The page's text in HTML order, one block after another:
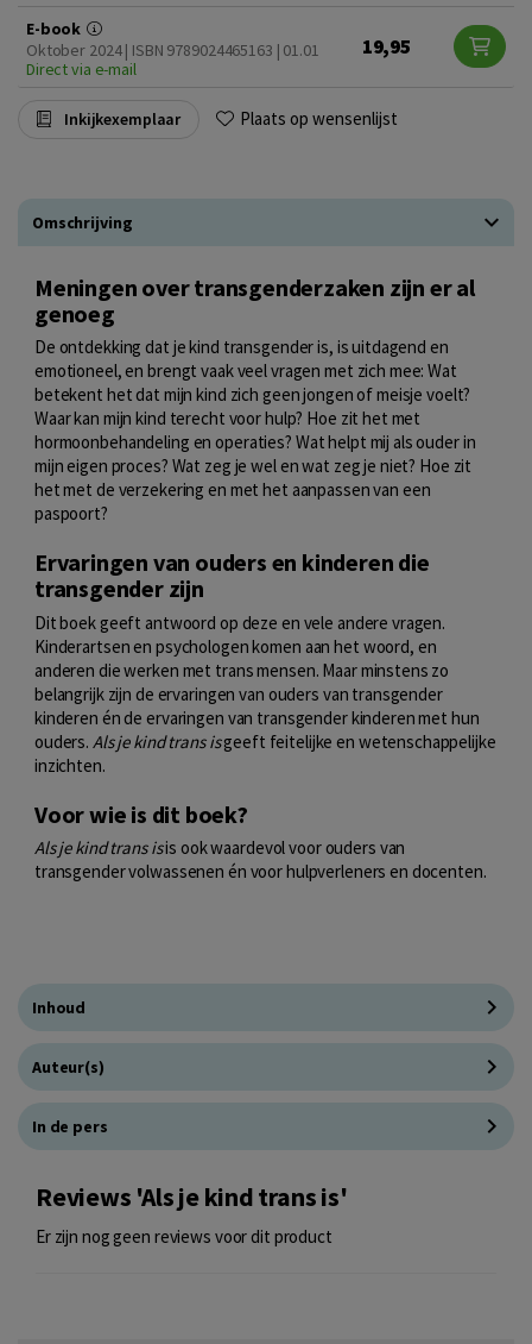
E-book
Oktober 2024 | ISBN 9789024465163 | 01.01
Direct via e-mail
19,95
Inkijkexemplaar Plaats op wensenlijst
Omschrijving
Meningen over transgenderzaken zijn er al
genoeg
De ontdekking dat je kind transgender is, is uitdagend en
emotioneel, en brengt vaak veel vragen met zich mee: Wat
betekent het dat mijn kind zich geen jongen of meisje voelt?
Waar kan mijn kind terecht voor hulp? Hoe zit het met
hormoonbehandeling en operaties? Wat helpt mij als ouder in
mijn eigen proces? Wat zeg je wel en wat zeg je niet? Hoe zit
het met de verzekering en met het aanpassen van een
paspoort?
Ervaringen van ouders en kinderen die
transgender zijn
Dit boek geeft antwoord op deze en vele andere vragen.
Kinderartsen en psychologen komen aan het woord, en
anderen die werken met trans mensen. Maar minstens zo
belangrijk zijn de ervaringen van ouders van transgender
kinderen én de ervaringen van transgender kinderen met hun
ouders. Als je kind trans isgeeft feitelijke en wetenschappelijke
inzichten.
Voor wie is dit boek?
Als je kind trans isis ook waardevol voor ouders van
transgender volwassenen én voor hulpverleners en docenten.
Inhoud
Auteur(s)
In de pers
Reviews 'Als je kind trans is'
Er zijn nog geen reviews voor dit product